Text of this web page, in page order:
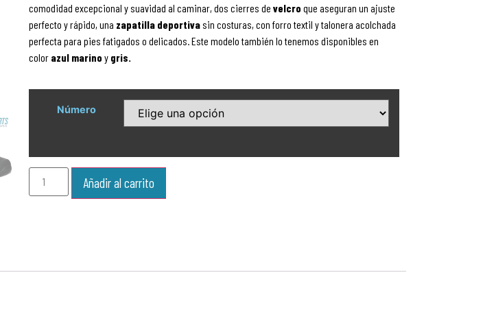
comodidad excepcional y suavidad al caminar, dos cierres de velcro que aseguran un ajuste
perfecto y rápido, una zapatilla deportiva sin costuras, con forro textil y talonera acolchada
perfecta para pies fatigados o delicados. Este modelo también lo tenemos disponibles en
color azul marino y gris.
Número
Añadir al carrito